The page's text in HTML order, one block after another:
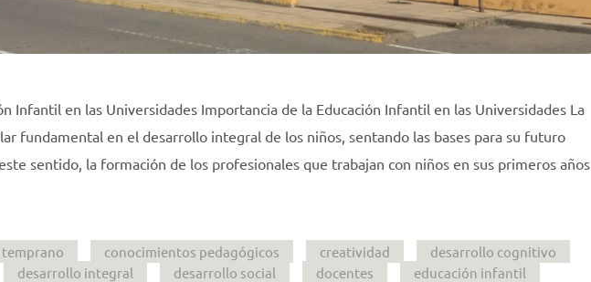
Infantil en las Universidades Importancia de la Educación Infantil en las Universidades La
fundamental en el desarrollo integral de los niños, sentando las bases para su futuro
sentido, la formación de los profesionales que trabajan con niños en sus primeros años
conocimientos pedagógicos creatividad
desarrollo cognitivo
desarrollo integral desarrollo social docentes
educación infantil